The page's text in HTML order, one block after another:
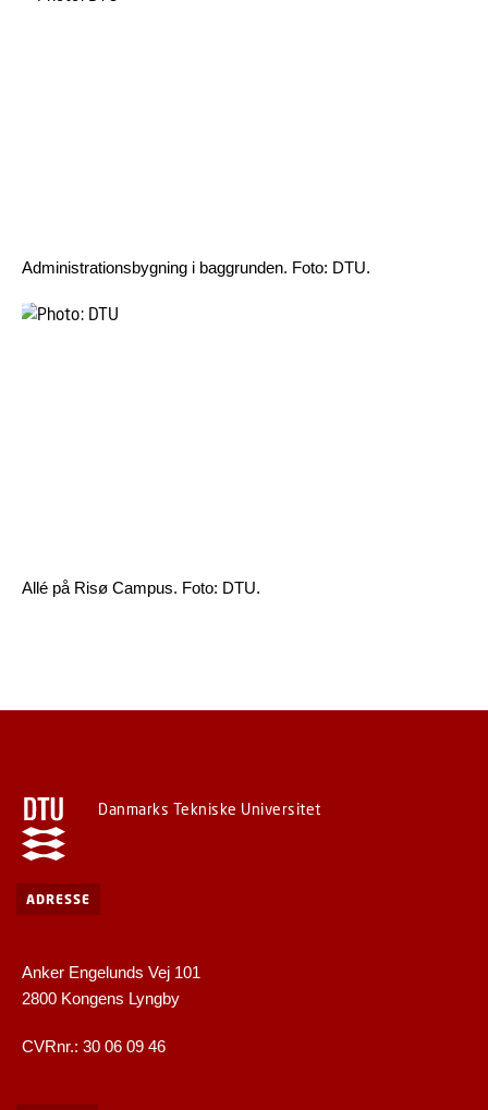
Administrationsbygning i baggrunden. Foto: DTU.
Allé på Risø Campus. Foto: DTU.
Danmarks Tekniske Universitet
ADRESSE
Anker Engelunds Vej 101
2800 Kongens Lyngby
CVRnr.: 30 06 09 46